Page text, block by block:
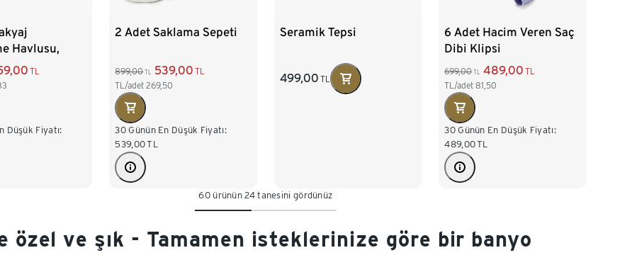
Havlusu,
pembe ve
TL
Düşük Fiyatı:
2 Adet Saklama Sepeti
899,00 TL 539,00 TL
TL/adet269,50
30 Günün En Düşük Fiyatı:
539,00TL
Seramik Tepsi
499,00 TL
6 Adet Hacim Veren Saç
Dibi Klipsi
699,00 TL 489,00 TL
TL/adet81,50
30 Günün En Düşük Fiyatı:
489,00TL
60 ürünün 24 tanesini gördünüz
özel ve şık - Tamamen isteklerinize göre bir banyo